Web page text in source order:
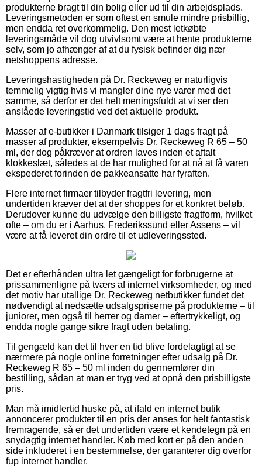
produkterne bragt til din bolig eller ud til din arbejdsplads.
Leveringsmetoden er som oftest en smule mindre prisbillig,
men endda ret overkommelig. Den mest letkøbte
leveringsmåde vil dog utvivlsomt være at hente produkterne
selv, som jo afhænger af at du fysisk befinder dig nær
netshoppens adresse.
Leveringshastigheden på Dr. Reckeweg er naturligvis
temmelig vigtig hvis vi mangler dine nye varer med det
samme, så derfor er det helt meningsfuldt at vi ser den
anslåede leveringstid ved det aktuelle produkt.
Masser af e-butikker i Danmark tilsiger 1 dags fragt på
masser af produkter, eksempelvis Dr. Reckeweg R 65 – 50
ml, der dog påkræver at ordren laves inden et aftalt
klokkeslæt, således at de har mulighed for at nå at få varen
ekspederet forinden de pakkeansatte har fyraften.
Flere internet firmaer tilbyder fragtfri levering, men
undertiden kræver det at der shoppes for et konkret beløb.
Derudover kunne du udvælge den billigste fragtform, hvilket
ofte – om du er i Aarhus, Frederikssund eller Assens – vil
være at få leveret din ordre til et udleveringssted.
Det er efterhånden ultra let gængeligt for forbrugerne at
prissammenligne på tværs af internet virksomheder, og med
det motiv har utallige Dr. Reckeweg netbutikker fundet det
nødvendigt at nedsætte udsalgspriserne på produkterne – til
juniorer, men også til herrer og damer – eftertrykkeligt, og
endda nogle gange sikre fragt uden betaling.
Til gengæld kan det til hver en tid blive fordelagtigt at se
nærmere på nogle online forretninger efter udsalg på Dr.
Reckeweg R 65 – 50 ml inden du gennemfører din
bestilling, sådan at man er tryg ved at opnå den prisbilligste
pris.
Man må imidlertid huske på, at ifald en internet butik
annoncerer produkter til en pris der anses for helt fantastisk
fremragende, så er det undertiden være et kendetegn på en
snydagtig internet handler. Køb med kort er på den anden
side inkluderet i en bestemmelse, der garanterer dig overfor
fup internet handler.